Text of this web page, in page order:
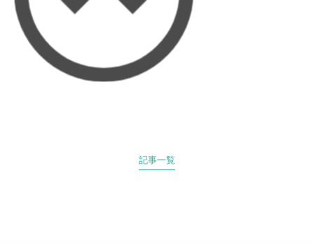
記事一覧